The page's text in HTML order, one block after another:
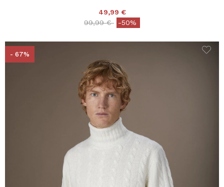
49,99 €
Price reduced from
99,99 €to-50%
- 67%